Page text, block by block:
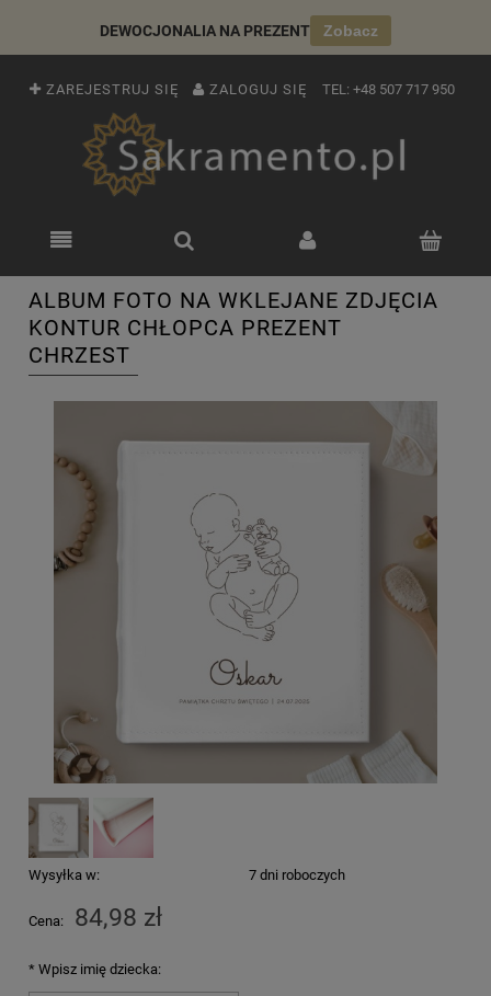
DEWOCJONALIA NA PREZENT Zobacz
ZAREJESTRUJ SIĘ ZALOGUJ SIĘ TEL: +48 507 717 950
ALBUM FOTO NA WKLEJANE ZDJĘCIA
KONTUR CHŁOPCA PREZENT
CHRZEST
Wysyłka w: 7 dni roboczych
Cena: 84,98 zł
* Wpisz imię dziecka: